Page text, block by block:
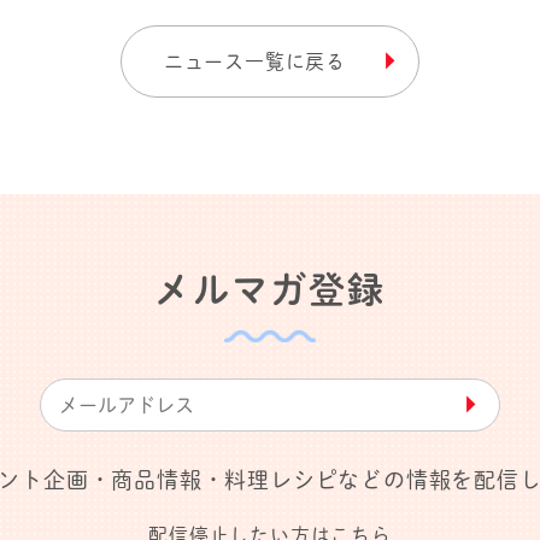
ニュース一覧に戻る
メルマガ登録
▶︎
ト企画・商品情報・料理レシピなどの情報を配信
配信停止したい方はこちら